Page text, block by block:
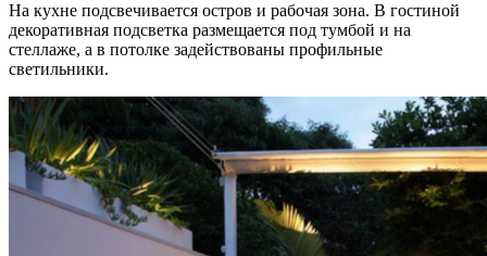
На кухне подсвечивается остров и рабочая зона. В гостиной
декоративная подсветка размещается под тумбой и на
стеллаже, а в потолке задействованы профильные
светильники.